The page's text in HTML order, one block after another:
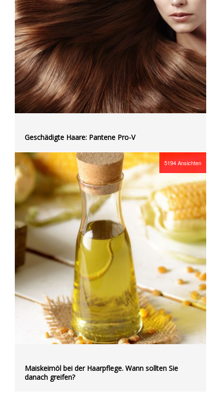
Geschädigte Haare: Pantene Pro-V
5194Ansichten
Maiskeimöl bei der Haarpflege. Wann sollten Sie
danach greifen?